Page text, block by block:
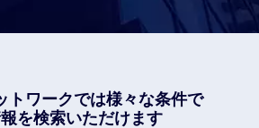
トワークでは様々な条件で
を検索いただけます